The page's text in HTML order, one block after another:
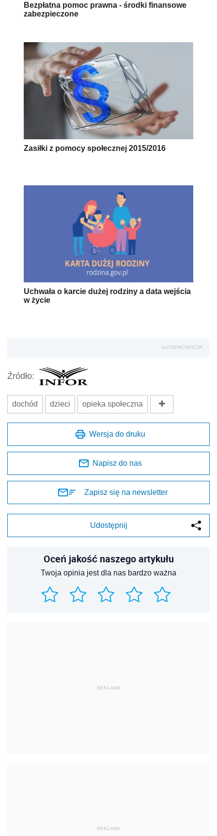
Bezpłatna pomoc prawna - środki finansowe
zabezpieczone
Zasiłki z pomocy społecznej 2015/2016
Uchwała o karcie dużej rodziny a data wejścia
w życie
AUTOPROMOCJA
Źródło:
dochód dzieci opieka społeczna
Wersja do druku
Napisz do nas
Zapisz się na newsletter
Udostępnij
Oceń jakość naszego artykułu
Twoja opinia jest dla nas bardzo ważna
REKLAMA
REKLAMA